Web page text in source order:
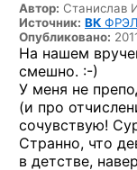
Автор: Станислав
Источник: ВК
Опубликовано:
На нашем
смешно. :-)
У меня не
(и про
сочувствую!
Странно, что
в детстве,